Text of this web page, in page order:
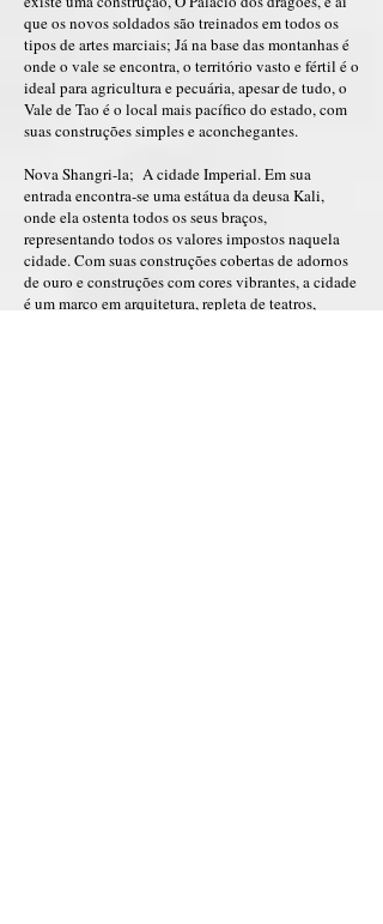
que os novos soldados são treinados em todos os
tipos de artes marciais; Já na base das montanhas é
onde o vale se encontra, o território vasto e fértil é o
ideal para agricultura e pecuária, apesar de tudo, o
Vale de Tao é o local mais pacífico do estado, com
suas construções simples e aconchegantes.
Nova Shangri-la; A cidade Imperial. Em sua
entrada encontra-se uma estátua da deusa Kali,
onde ela ostenta todos os seus braços,
representando todos os valores impostos naquela
cidade. Com suas construções cobertas de adornos
de ouro e construções com cores vibrantes, a cidade
é um marco em arquitetura, repleta de teatros,